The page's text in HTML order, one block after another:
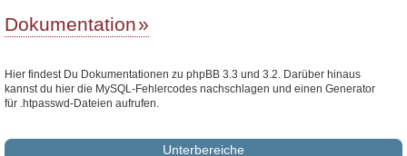
Dokumentation
Hier findest Du Dokumentationen zu phpBB 3.3 und 3.2. Darüber hinaus
kannst du hier die MySQL-Fehlercodes nachschlagen und einen Generator
für .htpasswd-Dateien aufrufen.
Unterbereiche